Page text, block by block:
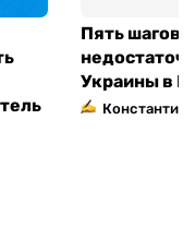
Пять шагов
Украины в
Константин